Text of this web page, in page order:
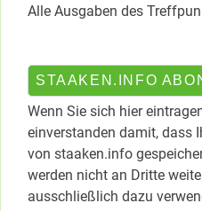
Alle Ausgaben des
STAAKEN.INFO
Wenn Sie sich hier
einverstanden damit, dass
von staaken.info
werden nicht an Dritte
ausschließlich dazu